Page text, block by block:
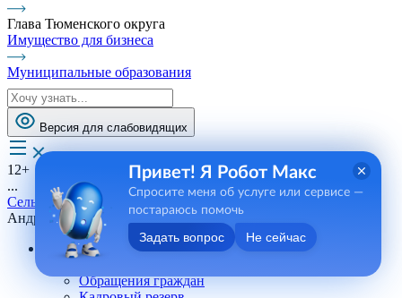
Глава Тюменского округа
Имущество для бизнеса
Муниципальные образования
Версия для слабовидящих
12+
...
Сельские поселения
Андреевское СП
Андреевское СП
Обращения граждан
Привет! Я Робот Макс
Спросите меня об услуге или сервисе —
постараюсь помочь
Задать вопрос Не сейчас